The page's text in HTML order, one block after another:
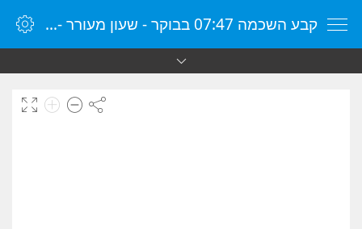
קבע השכמה 07:47 בבוקר - שעון מעורר - שעון מעורר מקוון - שעון מעורר במחשב